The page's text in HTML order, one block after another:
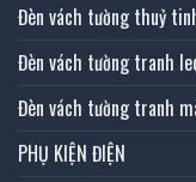
Đèn vách tường thuỷ
Đèn vách tường tranh
Đèn vách tường tranh
PHỤ KIỆN ĐIỆN